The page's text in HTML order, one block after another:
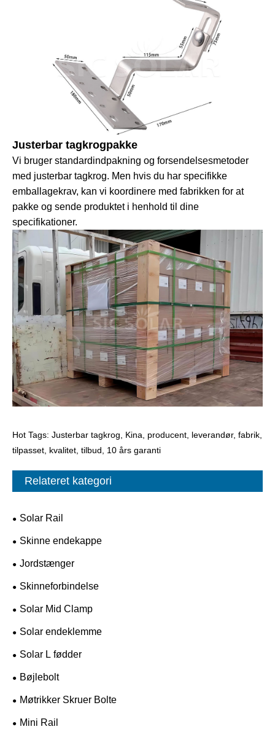
Justerbar tagkrogpakke
Vi bruger standardindpakning og forsendelsesmetoder
med justerbar tagkrog. Men hvis du har specifikke
emballagekrav, kan vi koordinere med fabrikken for at
pakke og sende produktet i henhold til dine
specifikationer.
Hot Tags: Justerbar tagkrog, Kina, producent, leverandør, fabrik,
tilpasset, kvalitet, tilbud, 10 års garanti
Relateret kategori
Solar Rail
Skinne endekappe
Jordstænger
Skinneforbindelse
Solar Mid Clamp
Solar endeklemme
Solar L fødder
Bøjlebolt
Møtrikker Skruer Bolte
Mini Rail